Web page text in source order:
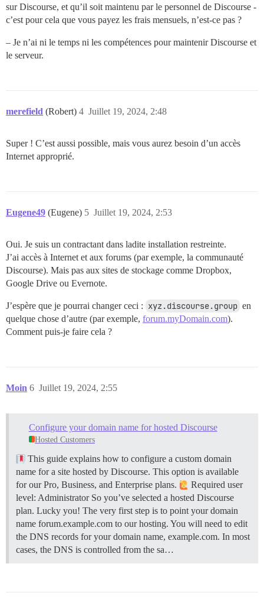
sur Discourse, et qu’il soit maintenu par le personnel de Discourse -
c’est pour cela que vous payez les frais mensuels, n’est-ce pas ?
– Je n’ai ni le temps ni les compétences pour maintenir Discourse et
le serveur.
merefield (Robert) Juillet 19, 2024, 2:48
4
Super ! C’est aussi possible, mais vous aurez besoin d’un accès
Internet approprié.
Eugene49 (Eugene) Juillet 19, 2024, 2:53
5
Oui. Je suis un contractant dans ladite installation restreinte.
J’ai accès à Internet et aux forums (par exemple, la communauté
Discourse). Mais pas aux sites de stockage comme Dropbox,
Google Drive ou Evernote.
J’espère que je pourrai changer ceci : xyz.discourse.group en
quelque chose d’autre (par exemple, forum.myDomain.com).
Comment puis-je faire cela ?
Moin Juillet 19, 2024, 2:55
6
Configure your domain name for hosted Discourse
Hosted Customers
This guide explains how to configure a custom domain
name for a site hosted by Discourse. This option is available
for our Pro, Business, and Enterprise plans.
Required user
level: Administrator So you’ve selected a hosted Discourse
plan. Lucky you! The very first step is to point your domain
name forum.example.com to our hosting. You will need to edit
the DNS records for your domain name, example.com. In most
cases, the DNS is controlled from the sa…